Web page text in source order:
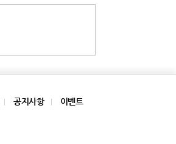
공지사항 이벤트